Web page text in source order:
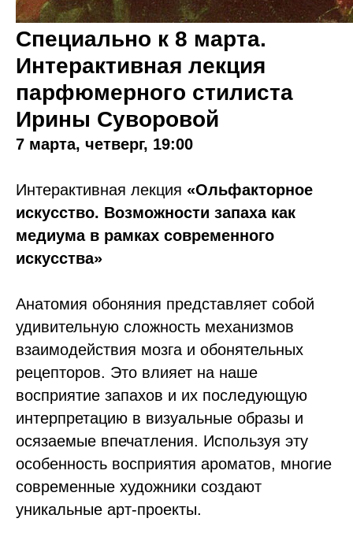
Специально к 8 марта.
Интерактивная лекция
парфюмерного стилиста
Ирины Суворовой
7 марта, четверг, 19:00
Интерактивная лекция «Ольфакторное
искусство. Возможности запаха как
медиума в рамках современного
искусства»
Анатомия обоняния представляет собой
удивительную сложность механизмов
взаимодействия мозга и обонятельных
рецепторов. Это влияет на наше
восприятие запахов и их последующую
интерпретацию в визуальные образы и
осязаемые впечатления. Используя эту
особенность восприятия ароматов, многие
современные художники создают
уникальные арт-проекты.